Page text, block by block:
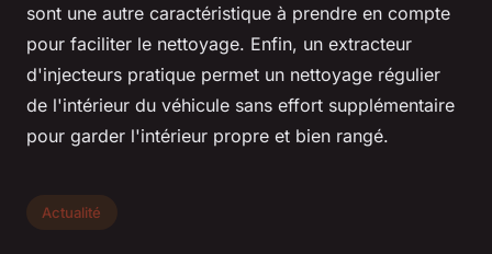
sont une autre caractéristique à prendre en compte
pour faciliter le nettoyage. Enfin, un extracteur
d'injecteurs pratique permet un nettoyage régulier
de l'intérieur du véhicule sans effort supplémentaire
pour garder l'intérieur propre et bien rangé.
Actualité